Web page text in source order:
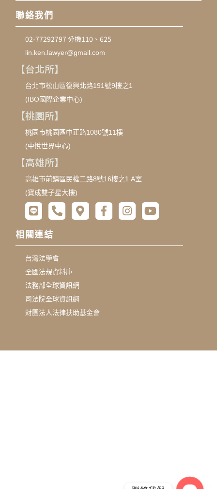
聯絡我們
02-77292797 分機110、625
lin.ken.lawyer@gmail.com
【台北所】
台北市松山區復興北路191號9樓之1
(IBO國際企業中心)
【桃園所】
桃園市桃園區中正路1080號11樓
(中悅世界中心)
【高雄所】
高雄市前鎮區民權二路8號16樓之1 A室
(寶成雙子星大樓)
相關連結
台灣法學會
全國法規資料庫
法務部全球資訊網
司法院全球資訊網
財團法人法律扶助基金會